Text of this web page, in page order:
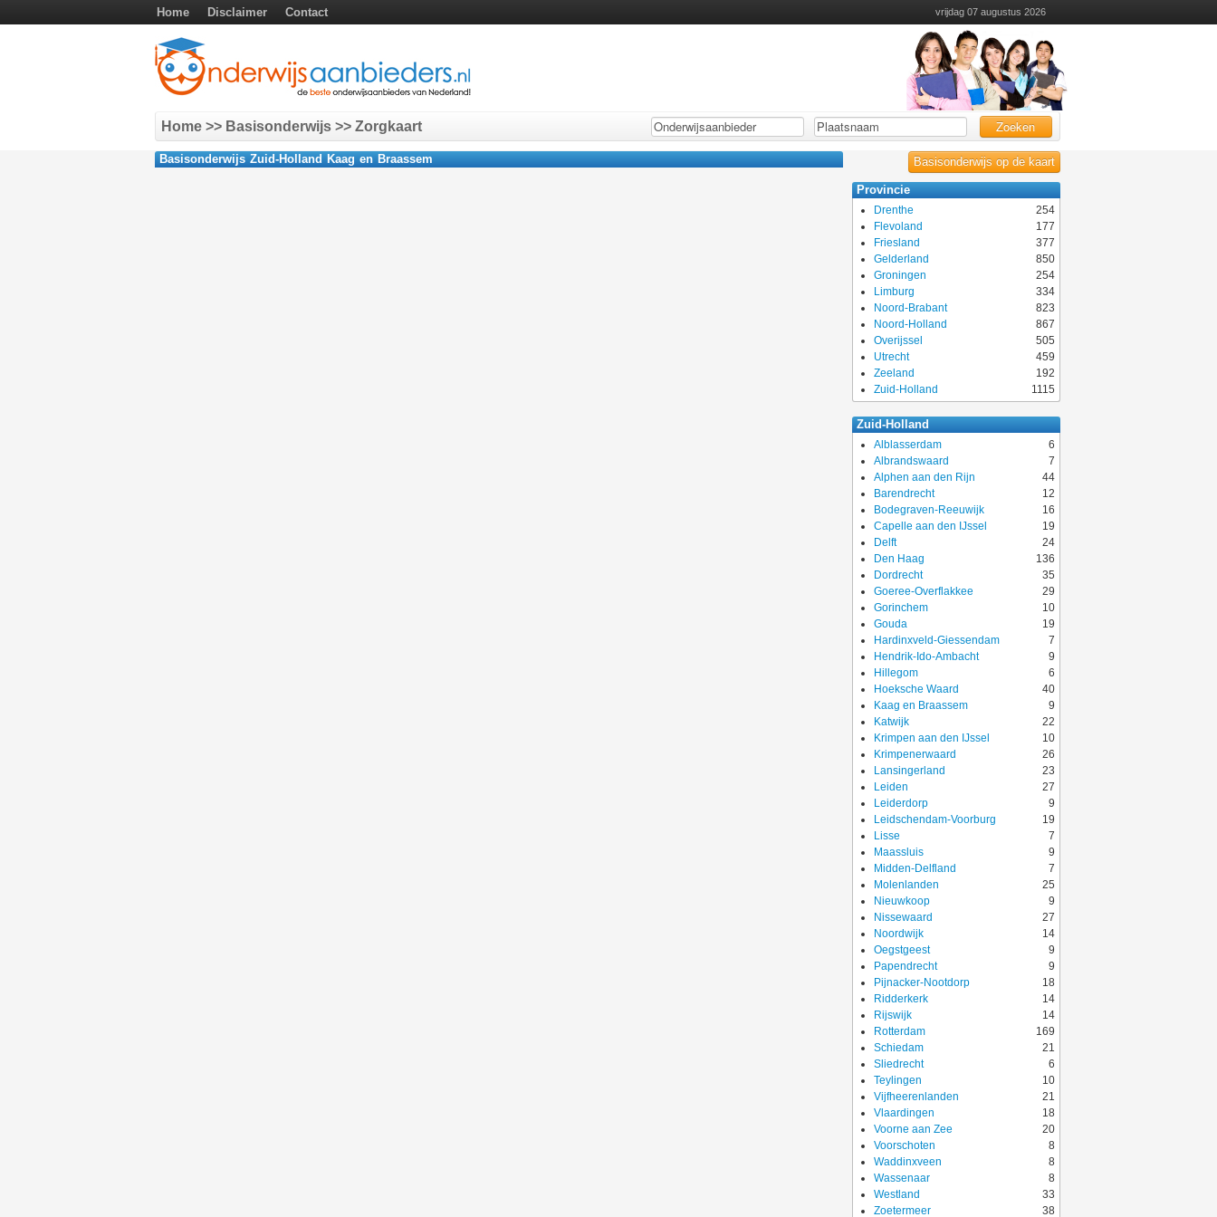
Home Disclaimer Contact vrijdag 07 augustus 2026
Home>> Basisonderwijs >> Zorgkaart Zoeken
Basisonderwijs Zuid-Holland Kaag en Braassem Basisonderwijs op de kaart
Provincie
Drenthe
254
Flevoland
177
Friesland
377
Gelderland
850
Groningen
254
Limburg
334
Noord-Brabant
823
Noord-Holland
867
Overijssel
505
Utrecht
459
Zeeland
192
Zuid-Holland
1115
Zuid-Holland
Alblasserdam
6
Albrandswaard
7
Alphen aan den Rijn
44
Barendrecht
12
Bodegraven-Reeuwijk
16
Capelle aan den IJssel
19
Delft
24
Den Haag
136
Dordrecht
35
Goeree-Overflakkee
29
Gorinchem
10
Gouda
19
Hardinxveld-Giessendam
7
Hendrik-Ido-Ambacht
9
Hillegom
6
Hoeksche Waard
40
Kaag en Braassem
9
Katwijk
22
Krimpen aan den IJssel
10
Krimpenerwaard
26
Lansingerland
23
Leiden
27
Leiderdorp
9
Leidschendam-Voorburg
19
Lisse
7
Maassluis
9
Midden-Delfland
7
Molenlanden
25
Nieuwkoop
9
Nissewaard
27
Noordwijk
14
Oegstgeest
9
Papendrecht
9
Pijnacker-Nootdorp
18
Ridderkerk
14
Rijswijk
14
Rotterdam
169
Schiedam
21
Sliedrecht
6
Teylingen
10
Vijfheerenlanden
21
Vlaardingen
18
Voorne aan Zee
20
Voorschoten
8
Waddinxveen
8
Wassenaar
8
Westland
33
Zoetermeer
38